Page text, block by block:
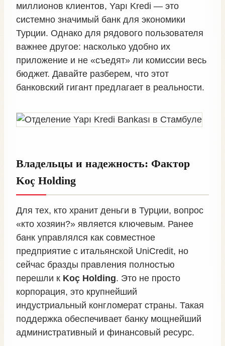
миллионов клиентов, Yapı Kredi — это
системно значимый банк для экономики
Турции. Однако для рядового пользователя
важнее другое: насколько удобно их
приложение и не «съедят» ли комиссии весь
бюджет. Давайте разберем, что этот
банковский гигант предлагает в реальности.
Владельцы и надежность: Фактор
Koç Holding
Для тех, кто хранит деньги в Турции, вопрос
«кто хозяин?» является ключевым. Ранее
банк управлялся как совместное
предприятие с итальянской UniCredit, но
сейчас бразды правления полностью
перешли к Koç Holding. Это не просто
корпорация, это крупнейший
индустриальный конгломерат страны. Такая
поддержка обеспечивает банку мощнейший
административный и финансовый ресурс.